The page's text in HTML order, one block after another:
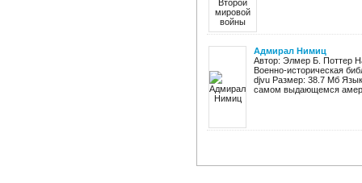
Адмирал Нимиц
Автор: Элмер Б. Поттер
Военно-историческая
djvu Размер: 38.7 Мб
самом выдающемся